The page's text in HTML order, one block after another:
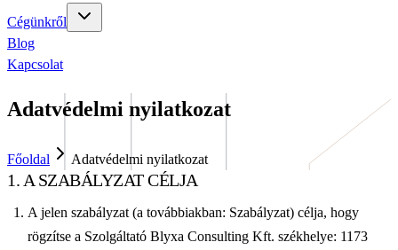
Cégünkről
Blog
Kapcsolat
Adatvédelmi nyilatkozat
Főoldal Adatvédelmi nyilatkozat
1. A SZABÁLYZAT CÉLJA
A jelen szabályzat (a továbbiakban: Szabályzat) célja, hogy
rögzítse a Szolgáltató Blyxa Consulting Kft. székhelye: 1173